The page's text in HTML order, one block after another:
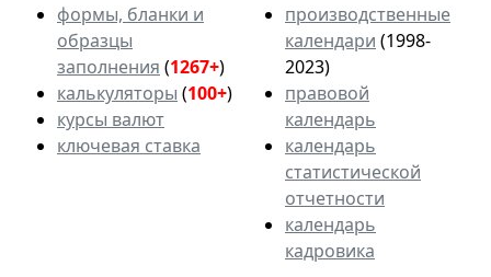
формы, бланки и
образцы
заполнения (1267+)
калькуляторы (100+)
курсы валют
ключевая ставка
производственные
календари (1998-
2023)
правовой
календарь
календарь
статистической
отчетности
календарь
кадровика